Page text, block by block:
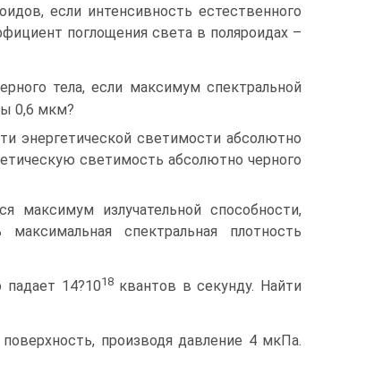
если интенсивность естественного
поглощения света в поляроидах –
тела, если максимум спектральной
0,6 мкм?
энергетической светимости абсолютно
светимость абсолютно черного
максимум излучательной способности,
спектральная плотность
14?1018квантов в секунду. Найти
производя давление 4 мкПа.